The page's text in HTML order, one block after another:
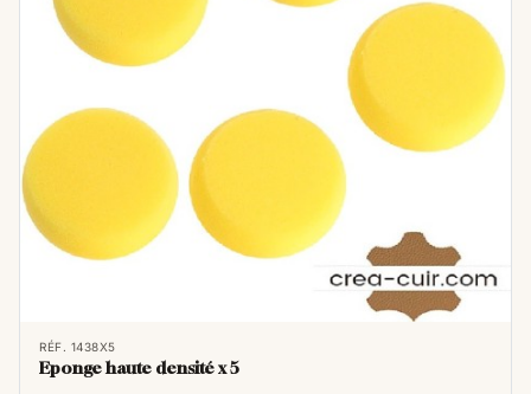
RÉF. 1438X5
Eponge haute densité x 5